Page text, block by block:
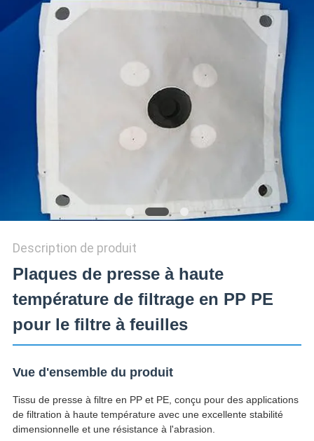
SITEMAP
PRIVACY
POLICY
Description de produit
Plaques de presse à haute
température de filtrage en PP PE
pour le filtre à feuilles
Vue d'ensemble du produit
Tissu de presse à filtre en PP et PE, conçu pour des applications
de filtration à haute température avec une excellente stabilité
dimensionnelle et une résistance à l'abrasion.